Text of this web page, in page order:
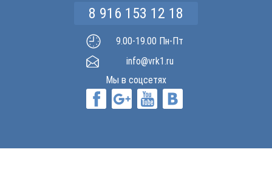
8 916 153 12 18
9.00-19.00 Пн-Пт
info@vrk1.ru
Мы в соцсетях